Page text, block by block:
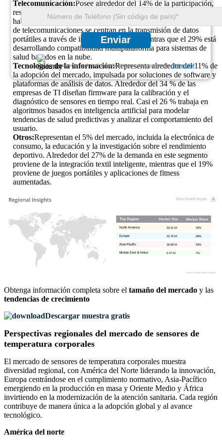
Enviar
Garantizamos la total confidencialidad de sus datos personales.Privacidad
Telecomunicación:Posee alrededor del 14% de la participación,
respaldada por la integración en dispositivos conectados y redes
habilitadas para IoT. Aproximadamente el 37% de las empresas
de telecomunicaciones se centran en la transmisión de datos
portátiles a través de infraestructura 5G, mientras que el 29% está
desarrollando compatibilidad multiplataforma para sistemas de
salud basados ​​en la nube.
Tecnologías de la información:Representa alrededor del 11% de
la adopción del mercado, impulsada por soluciones de software y
plataformas de análisis de datos. Alrededor del 34 % de las
empresas de TI diseñan firmware para la calibración y el
diagnóstico de sensores en tiempo real. Casi el 26 % trabaja en
algoritmos basados ​​en inteligencia artificial para modelar
tendencias de salud predictivas y analizar el comportamiento del
usuario.
Otros:Representan el 5% del mercado, incluida la electrónica de
consumo, la educación y la investigación sobre el rendimiento
deportivo. Alrededor del 27% de la demanda en este segmento
proviene de la integración textil inteligente, mientras que el 19%
proviene de juegos portátiles y aplicaciones de fitness
aumentadas.
7%
5.47 M
23%
18.08 M
28%
22.76 M
42%
33.01 M
Obtenga información completa sobre el tamaño del mercado y las
tendencias de crecimiento
Descargar muestra gratis
Perspectivas regionales del mercado de sensores de
temperatura corporales
El mercado de sensores de temperatura corporales muestra
diversidad regional, con América del Norte liderando la innovación,
Europa centrándose en el cumplimiento normativo, Asia-Pacífico
emergiendo en la producción en masa y Oriente Medio y África
invirtiendo en la modernización de la atención sanitaria. Cada región
contribuye de manera única a la adopción global y al avance
tecnológico.
América del norte